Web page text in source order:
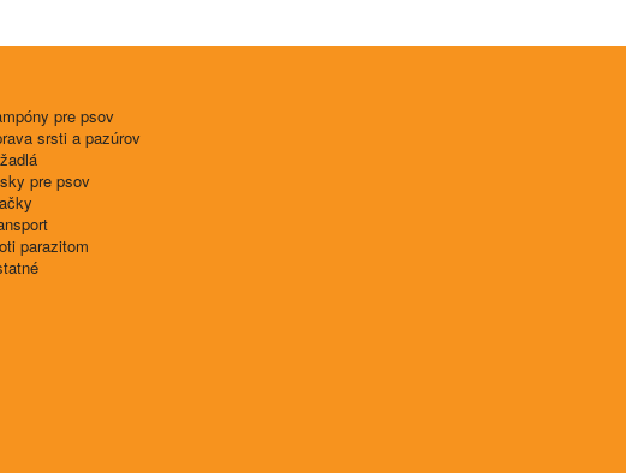
pre psov
srsti a pazúrov
pre psov
parazitom